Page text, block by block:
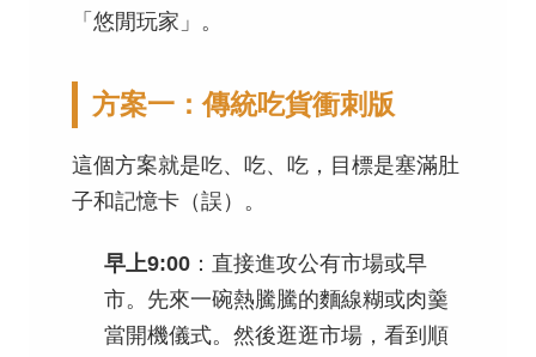
「悠閒玩家」。
方案一：傳統吃貨衝刺版
這個方案就是吃、吃、吃，目標是塞滿肚
子和記憶卡（誤）。
早上9:00 ：直接進攻公有市場或早
市。先來一碗熱騰騰的麵線糊或肉羹
當開機儀式。然後逛逛市場，看到順